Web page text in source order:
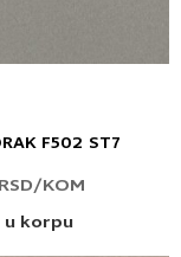
F502 ST7
RSD/KOM
u korpu